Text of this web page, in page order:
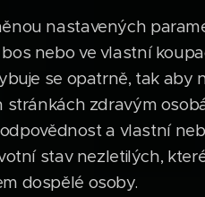
nastavených
nebo ve vlastní
se opatrně, tak aby
zdravým
a vlastní
stav nezletilých,
dospělé osoby.